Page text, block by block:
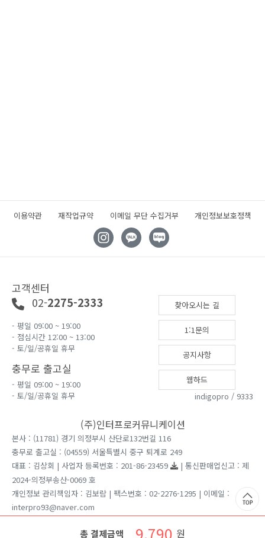
이용약관 재작업규약 이메일 무단 수집거부 개인정보보호정책
고객센터
02-2275-2333
- 평일 09:00 ~ 19:00
- 점심시간 12:00 ~ 13:00
- 토/일/공휴일 휴무
충무로 출고실
- 평일 09:00 ~ 19:00
- 토/일/공휴일 휴무
찾아오시는 길
1:1문의
공지사항
웹하드
indigopro / 9333
(주)인터프로커뮤니케이션
본사 : (11781) 경기 의정부시 산단로132번길 116
충무로 출고실 : (04559) 서울특별시 중구 퇴계로 249
대표 : 김상회 | 사업자 등록번호 : 201-86-23459
| 통신판매업신고 : 제
2024-의정부송산-0069 호
개인정보 관리책임자 : 김보람 | 팩스번호 : 02-2276-1295 | 이메일 :
interpro93@naver.com
Copyright ⓒ 2026 인터프로커뮤니케이션 All rights reserved.
총 결제금액 9,790 원